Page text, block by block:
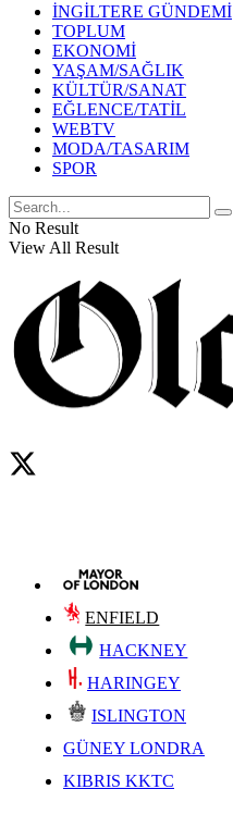
İNGİLTERE GÜNDEMİ
TOPLUM
EKONOMİ
YAŞAM/SAĞLIK
KÜLTÜR/SANAT
EĞLENCE/TATİL
WEBTV
MODA/TASARIM
SPOR
No Result
View All Result
ENFIELD
HACKNEY
HARINGEY
ISLINGTON
GÜNEY LONDRA
KIBRIS KKTC